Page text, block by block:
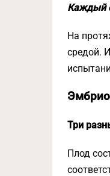
Каждый
На
средой.
Три
Плод